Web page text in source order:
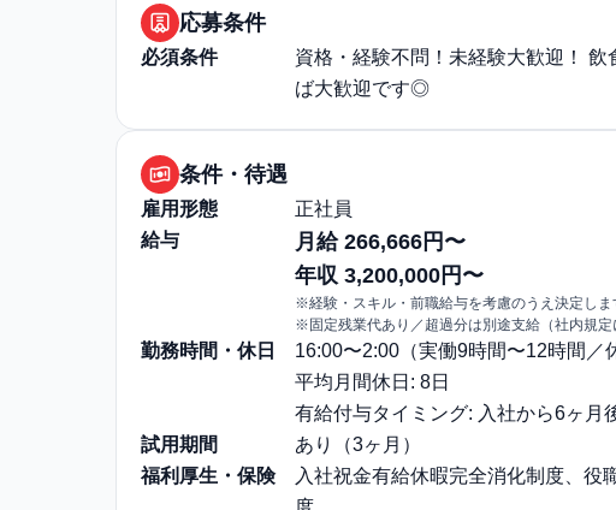
応募条件
必須条件
資格・経験不問！未経験大歓迎！
ば大歓迎です◎
条件・待遇
雇用形態
正社員
給与
月給 266,666円〜
年収 3,200,000円〜
※経験・スキル・前職給与を考慮のうえ決定しま
※固定残業代あり／超過分は別途支給（社内規定
勤務時間・休日
16:00〜2:00（実働9時間〜12時間／
平均月間休日: 8日
有給付与タイミング: 入社から6ヶ月
試用期間
あり（3ヶ月）
福利厚生・保険
⼊社祝⾦有給休暇完全消化制度、役